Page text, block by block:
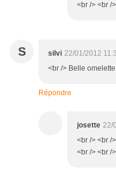
<br /> <br />
S silvi 22/01/2012
<br /> Belle
Répondre
josette 22/
<br /> <br /
<br /> <br />